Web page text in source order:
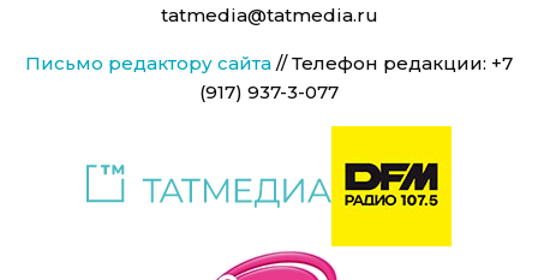
tatmedia@tatmedia.ru
Письмо редактору сайта // Телефон редакции: +7
(917) 937-3-077